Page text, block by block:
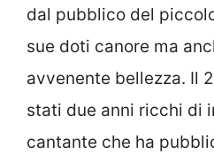
dal pubblico del
sue doti canore ma
avvenente bellezza. Il
stati due anni ricchi di
cantante che ha